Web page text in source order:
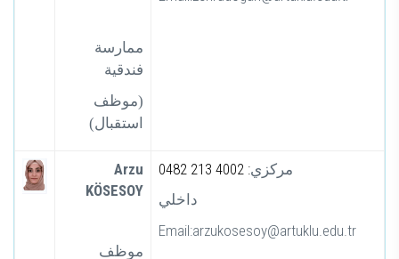
ممارسة
فندقية
(موظف
استقبال)
Arzu
KÖSESOY
موظف
0482 213 4002 :مركزي
داخلي
Email:arzukosesoy@artuklu.edu.tr